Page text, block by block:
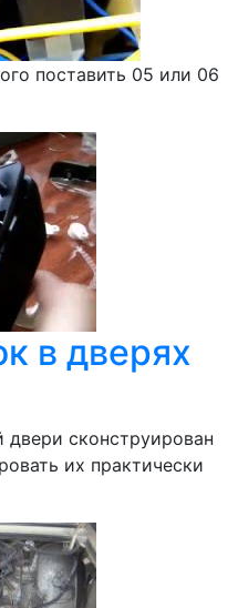
поставить 05 или 06
в дверях
двери сконструирован
их практически